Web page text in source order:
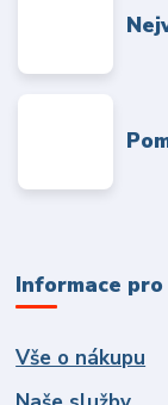
Informace
Vše o nákupu